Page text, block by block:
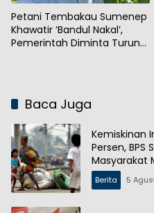
Petani Tembakau Sumenep
Khawatir ‘Bandul Nakal’,
Pemerintah Diminta Turun
Baca Juga
Kemiskinan
Persen, BPS
Masyarakat
Berita 5